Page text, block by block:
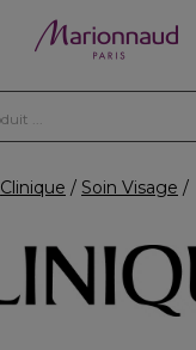
Clinique Soin Visage